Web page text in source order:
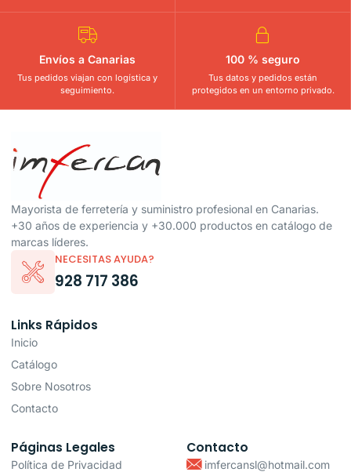
Envíos a Canarias
Tus pedidos viajan con logística y
seguimiento.
100 % seguro
Tus datos y pedidos están
protegidos en un entorno privado.
Mayorista de ferretería y suministro profesional en Canarias.
+30 años de experiencia y +30.000 productos en catálogo de
marcas líderes.
NECESITAS AYUDA?
928 717 386
Links Rápidos
Inicio
Catálogo
Sobre Nosotros
Contacto
Páginas Legales
Política de Privacidad
Contacto
imfercansl@hotmail.com